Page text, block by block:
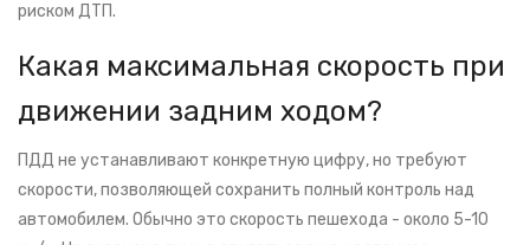
риском ДТП.
Какая максимальная скорость при
движении задним ходом?
ПДД не устанавливают конкретную цифру, но требуют
скорости, позволяющей сохранить полный контроль над
автомобилем. Обычно это скорость пешехода - около 5-10